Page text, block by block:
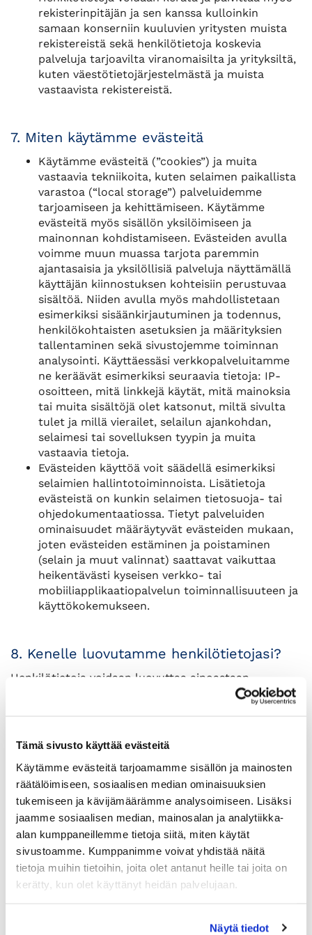
Tämä sivusto käyttää evästeitä
Käytämme evästeitä tarjoamamme sisällön ja mainosten
räätälöimiseen, sosiaalisen median ominaisuuksien
tukemiseen ja kävijämäärämme analysoimiseen. Lisäksi
jaamme sosiaalisen median, mainosalan ja analytiikka-
alan kumppaneillemme tietoja siitä, miten käytät
sivustoamme. Kumppanimme voivat yhdistää näitä
tietoja muihin tietoihin, joita olet antanut heille tai joita on
kerätty, kun olet käyttänyt heidän palvelujaan.
Näytä tiedot
rekisterinpitäjän ja sen kanssa kulloinkin
samaan konserniin kuuluvien yritysten muista
rekistereistä sekä henkilötietoja koskevia
palveluja tarjoavilta viranomaisilta ja yrityksiltä,
kuten väestötietojärjestelmästä ja muista
vastaavista rekistereistä.
7. Miten käytämme evästeitä
Käytämme evästeitä (”cookies”) ja muita
vastaavia tekniikoita, kuten selaimen paikallista
varastoa (“local storage”) palveluidemme
tarjoamiseen ja kehittämiseen. Käytämme
evästeitä myös sisällön yksilöimiseen ja
mainonnan kohdistamiseen. Evästeiden avulla
voimme muun muassa tarjota paremmin
ajantasaisia ja yksilöllisiä palveluja näyttämällä
käyttäjän kiinnostuksen kohteisiin perustuvaa
sisältöä. Niiden avulla myös mahdollistetaan
esimerkiksi sisäänkirjautuminen ja todennus,
henkilökohtaisten asetuksien ja määrityksien
tallentaminen sekä sivustojemme toiminnan
analysointi. Käyttäessäsi verkkopalveluitamme
ne keräävät esimerkiksi seuraavia tietoja: IP-
osoitteen, mitä linkkejä käytät, mitä mainoksia
tai muita sisältöjä olet katsonut, miltä sivulta
tulet ja millä vierailet, selailun ajankohdan,
selaimesi tai sovelluksen tyypin ja muita
vastaavia tietoja.
Evästeiden käyttöä voit säädellä esimerkiksi
selaimien hallintotoiminnoista. Lisätietoja
evästeistä on kunkin selaimen tietosuoja- tai
ohjedokumentaatiossa. Tietyt palveluiden
ominaisuudet määräytyvät evästeiden mukaan,
joten evästeiden estäminen ja poistaminen
(selain ja muut valinnat) saattavat vaikuttaa
heikentävästi kyseisen verkko- tai
mobiiliapplikaatiopalvelun toiminnallisuuteen ja
käyttökokemukseen.​​​​​​​
8. Kenelle luovutamme henkilötietojasi?
Henkilötietoja voidaan luovuttaa ainoastaan
kulloinkin voimassaolevan lainsäädännön sallimissa
ja velvoittamissa rajoissa sekä toimivaltaisten
saattaa jakaa henkilötietojasi tarkkaan harkittujen
kolmansien osapuolten kanssa yhteisiin tai itsenäisiin
suoramarkkinointitarkoituksiin. Tietoja voidaan jakaa
kyseisiin tarkoituksiin vain silloin, kun kolmannen
osapuolen suunniteltu käyttötarkoitus ei ole
ristiriidassa tässä Rekisterinpitäjän
tietosuojaselosteessa määriteltyjen
käyttötarkoitusten kanssa.
Rekisterinpitäjä voi jakaa Rekisterinpitäjän
tapahtumiin osallistuvien henkilötietoja harkintansa